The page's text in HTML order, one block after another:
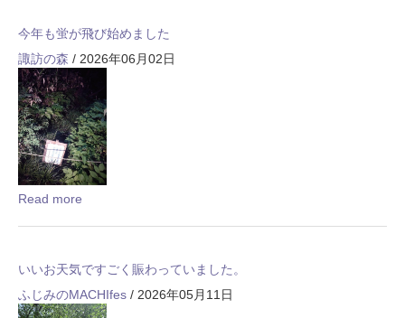
今年も蛍が飛び始めました
諏訪の森 / 2026年06月02日
Read more
いいお天気ですごく賑わっていました。
ふじみのMACHIfes / 2026年05月11日